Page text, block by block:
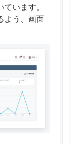
います。
よう、画面